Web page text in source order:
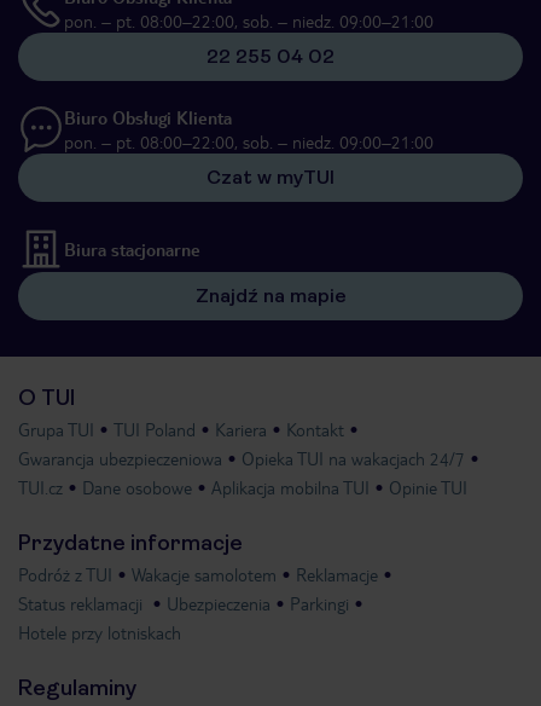
pon. – pt. 08:00–22:00, sob. – niedz. 09:00–21:00
22 255 04 02
Biuro Obsługi Klienta
pon. – pt. 08:00–22:00, sob. – niedz. 09:00–21:00
Czat w myTUI
Biura stacjonarne
Znajdź na mapie
O TUI
Grupa TUI TUI Poland Kariera
Kontakt
Gwarancja ubezpieczeniowa
Opieka TUI na wakacjach 24/7
TUI.cz
Dane osobowe Aplikacja mobilna TUI Opinie TUI
Przydatne informacje
Podróż z TUI Wakacje samolotem
Reklamacje
Status reklamacji
Ubezpieczenia
Parkingi
Hotele przy lotniskach
Regulaminy